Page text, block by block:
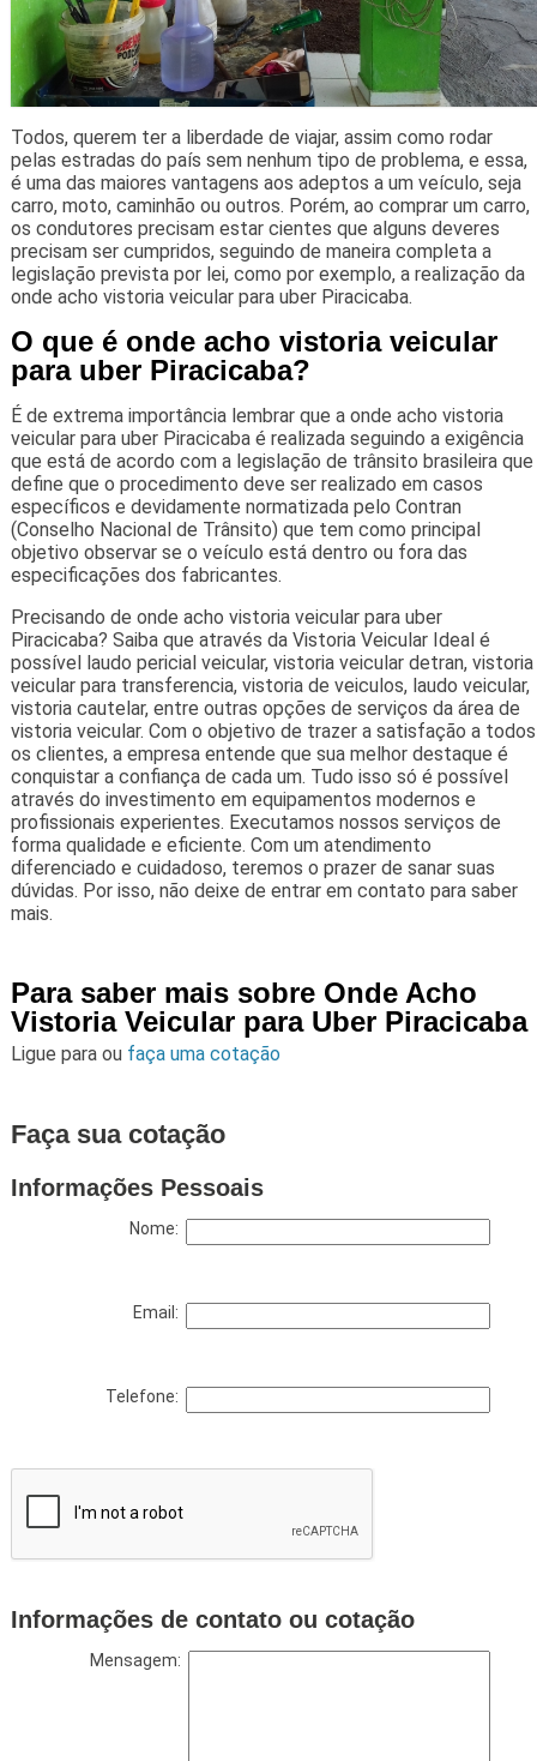
Todos, querem ter a liberdade de viajar, assim como rodar
pelas estradas do país sem nenhum tipo de problema, e essa,
é uma das maiores vantagens aos adeptos a um veículo, seja
carro, moto, caminhão ou outros. Porém, ao comprar um carro,
os condutores precisam estar cientes que alguns deveres
precisam ser cumpridos, seguindo de maneira completa a
legislação prevista por lei, como por exemplo, a realização da
onde acho vistoria veicular para uber Piracicaba.
O que é onde acho vistoria veicular
para uber Piracicaba?
É de extrema importância lembrar que a onde acho vistoria
veicular para uber Piracicaba é realizada seguindo a exigência
que está de acordo com a legislação de trânsito brasileira que
define que o procedimento deve ser realizado em casos
específicos e devidamente normatizada pelo Contran
(Conselho Nacional de Trânsito) que tem como principal
objetivo observar se o veículo está dentro ou fora das
especificações dos fabricantes.
Precisando de onde acho vistoria veicular para uber
Piracicaba? Saiba que através da Vistoria Veicular Ideal é
possível laudo pericial veicular, vistoria veicular detran, vistoria
veicular para transferencia, vistoria de veiculos, laudo veicular,
vistoria cautelar, entre outras opções de serviços da área de
vistoria veicular. Com o objetivo de trazer a satisfação a todos
os clientes, a empresa entende que sua melhor destaque é
conquistar a confiança de cada um. Tudo isso só é possível
através do investimento em equipamentos modernos e
profissionais experientes. Executamos nossos serviços de
forma qualidade e eficiente. Com um atendimento
diferenciado e cuidadoso, teremos o prazer de sanar suas
dúvidas. Por isso, não deixe de entrar em contato para saber
mais.
Para saber mais sobre Onde Acho
Vistoria Veicular para Uber Piracicaba
Ligue para ou faça uma cotação
Faça sua cotação
Informações Pessoais
Nome:
Email:
Telefone:
Informações de contato ou cotação
Mensagem: